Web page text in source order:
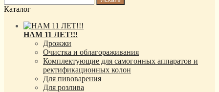
Каталог
НАМ 11 ЛЕТ!!!
Дрожжи
Очистка и облагораживания
Комплектующие для самогонных аппаратов и
ректификационных колон
Для пивоварения
Для розлива